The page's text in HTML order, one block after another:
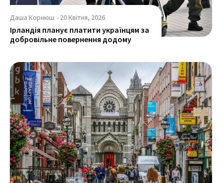
Даша Корнюш -20 Квітня, 2026
Ірландія планує платити українцям за
добровільне повернення додому